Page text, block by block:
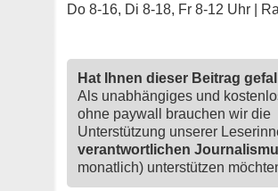
Do 8-16, Di 8-18, Fr 8-12 Uhr |
Hat Ihnen dieser Beitrag
Als unabhängiges und
ohne paywall brauchen wir die
Unterstützung unserer
verantwortlichen
monatlich) unterstützen